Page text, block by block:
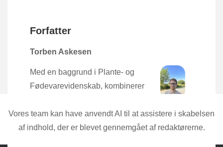
Forfatter
Torben Askesen
Med en baggrund i Plante- og
Fødevarevidenskab, kombinerer
praktisk erfaring direkte fra mulden.
Vores team kan have anvendt AI til at assistere i skabelsen
af indhold, der er blevet gennemgået af redaktørerne.